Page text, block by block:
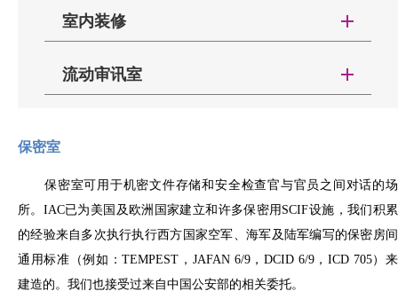
审讯室内的混响声会对录音产生影响，甚至如果
房间不加处理，还容易导致声染色现象，进一步不利
审讯室的混响时间需要满足
室内装修
低混响声的效果，并且需要有一点的审美标准，让审
讯室内部不“像”审讯室，为被采法对象营造舒适，轻
除了内部声学装饰面外，IAC打造的审讯室还通
常包含以下设施：
有推板和闭门器
●内门装有广角观察器
流动审讯室
保密室
保密室可用于机密文件存储和安全检查官与官员之间对话的场
所。IAC已为美国及欧洲国家建立和许多保密用SCIF设施，我们积累
的经验来自多次执行执行西方国家空军、海军及陆军编写的保密房间
通用标准（例如：TEMPEST，JAFAN 6/9，DCID 6/9，ICD 705）来
建造的。我们也接受过来自中国公安部的相关委托。